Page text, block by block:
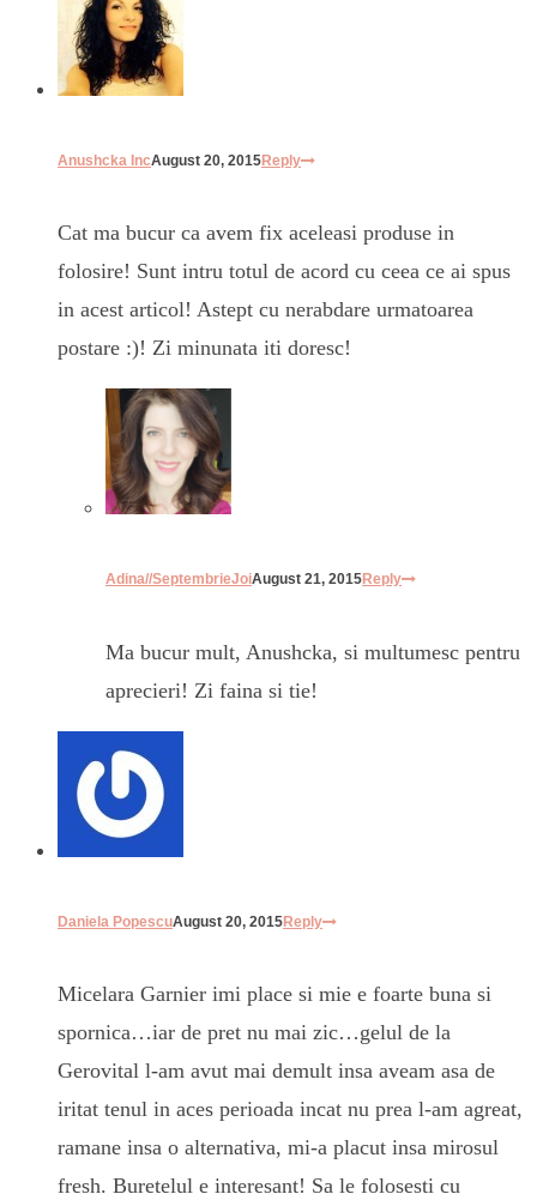
Anushcka IncAugust 20, 2015Reply
Cat ma bucur ca avem fix aceleasi produse in
folosire! Sunt intru totul de acord cu ceea ce ai spus
in acest articol! Astept cu nerabdare urmatoarea
postare :)! Zi minunata iti doresc!
Adina//SeptembrieJoiAugust 21, 2015Reply
Ma bucur mult, Anushcka, si multumesc pentru
aprecieri! Zi faina si tie!
Daniela PopescuAugust 20, 2015Reply
Micelara Garnier imi place si mie e foarte buna si
spornica…iar de pret nu mai zic…gelul de la
Gerovital l-am avut mai demult insa aveam asa de
iritat tenul in aces perioada incat nu prea l-am agreat,
ramane insa o alternativa, mi-a placut insa mirosul
fresh. Buretelul e interesant! Sa le folosesti cu